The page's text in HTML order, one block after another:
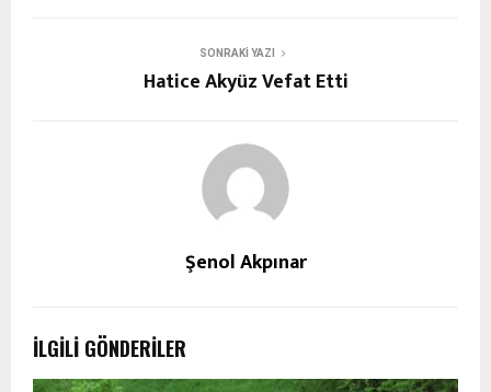
SONRAKI YAZI
Hatice Akyüz Vefat Etti
Şenol Akpınar
İLGILI GÖNDERILER